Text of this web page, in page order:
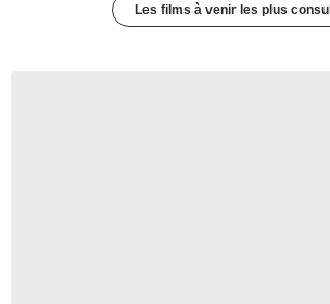
Les films à venir les plus